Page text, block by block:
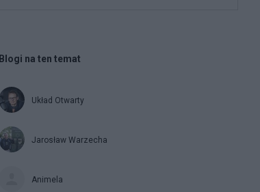
Blogi na ten temat
Układ Otwarty
Jarosław Warzecha
Animela